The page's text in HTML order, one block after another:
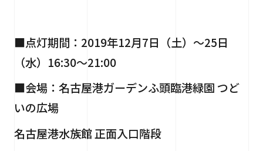
■点灯期間：2019年12月7日（土）～25日
（水）16:30～21:00
■会場：名古屋港ガーデンふ頭臨港緑園 つど
いの広場
名古屋港水族館 正面入口階段